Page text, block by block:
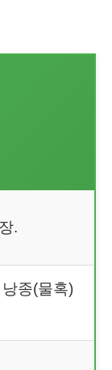
.
종(물혹)